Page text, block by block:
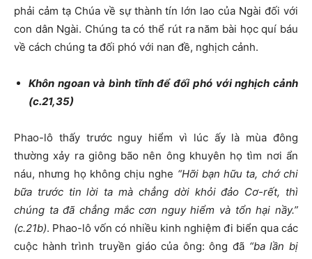
phải cảm tạ Chúa về sự thành tín lớn lao của Ngài đối với
con dân Ngài. Chúng ta có thể rút ra năm bài học quí báu
về cách chúng ta đối phó với nan đề, nghịch cảnh.
Khôn ngoan và bình tĩnh để đối phó với nghịch cảnh
(c.21,35)
Phao-lô thấy trước nguy hiểm vì lúc ấy là mùa đông
thường xảy ra giông bão nên ông khuyên họ tìm nơi ẩn
náu, nhưng họ không chịu nghe “Hỡi bạn hữu ta, chớ chi
bữa trước tin lời ta mà chẳng dời khỏi đảo Cơ-rết, thì
chúng ta đã chẳng mắc cơn nguy hiểm và tổn hại nầy.”
(c.21b). Phao-lô vốn có nhiều kinh nghiệm đi biển qua các
cuộc hành trình truyền giáo của ông: ông đã “ba lần bị